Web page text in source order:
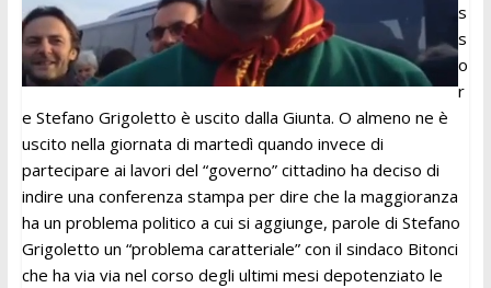
s
s
o
r
e Stefano Grigoletto è uscito dalla Giunta. O almeno ne è
uscito nella giornata di martedì quando invece di
partecipare ai lavori del “governo” cittadino ha deciso di
indire una conferenza stampa per dire che la maggioranza
ha un problema politico a cui si aggiunge, parole di Stefano
Grigoletto un “problema caratteriale” con il sindaco Bitonci
che ha via via nel corso degli ultimi mesi depotenziato le